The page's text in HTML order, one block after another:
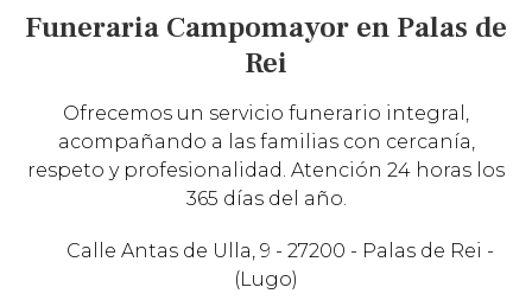
Funeraria Campomayor en Palas de
Rei
Ofrecemos un servicio funerario integral,
acompañando a las familias con cercanía,
respeto y profesionalidad. Atención 24 horas los
365 días del año.
Calle Antas de Ulla, 9 - 27200 - Palas de Rei -
(Lugo)